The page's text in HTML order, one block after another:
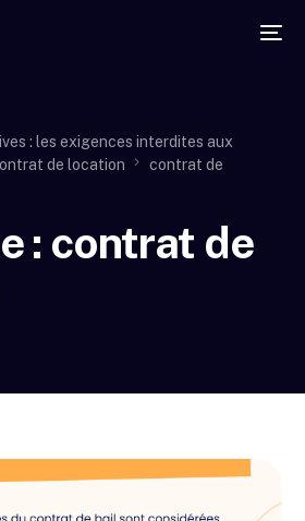
: les exigences interdites aux
de location
contrat de
: contrat de